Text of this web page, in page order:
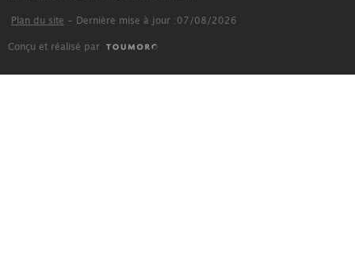
Plan du site - Dernière mise à jour :07/08/2026
Conçu et réalisé par